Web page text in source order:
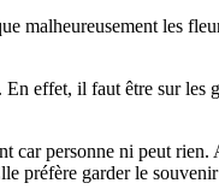
malheureusement les
effet, il faut être sur les
personne ni peut rien.
préfère garder le